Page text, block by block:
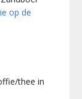
op de
thee in